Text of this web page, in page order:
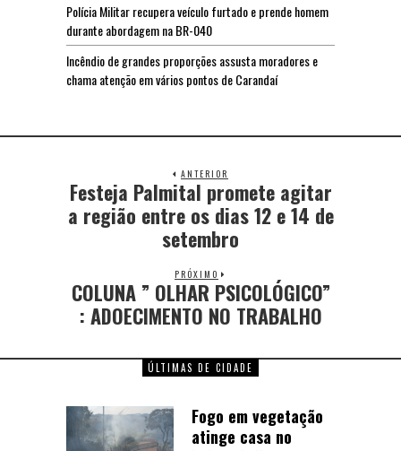
Polícia Militar recupera veículo furtado e prende homem
durante abordagem na BR-040
Incêndio de grandes proporções assusta moradores e
chama atenção em vários pontos de Carandaí
ANTERIOR
Festeja Palmital promete agitar
a região entre os dias 12 e 14 de
setembro
PRÓXIMO
COLUNA ” OLHAR PSICOLÓGICO”
: ADOECIMENTO NO TRABALHO
ÚLTIMAS DE CIDADE
Fogo em vegetação
atinge casa no